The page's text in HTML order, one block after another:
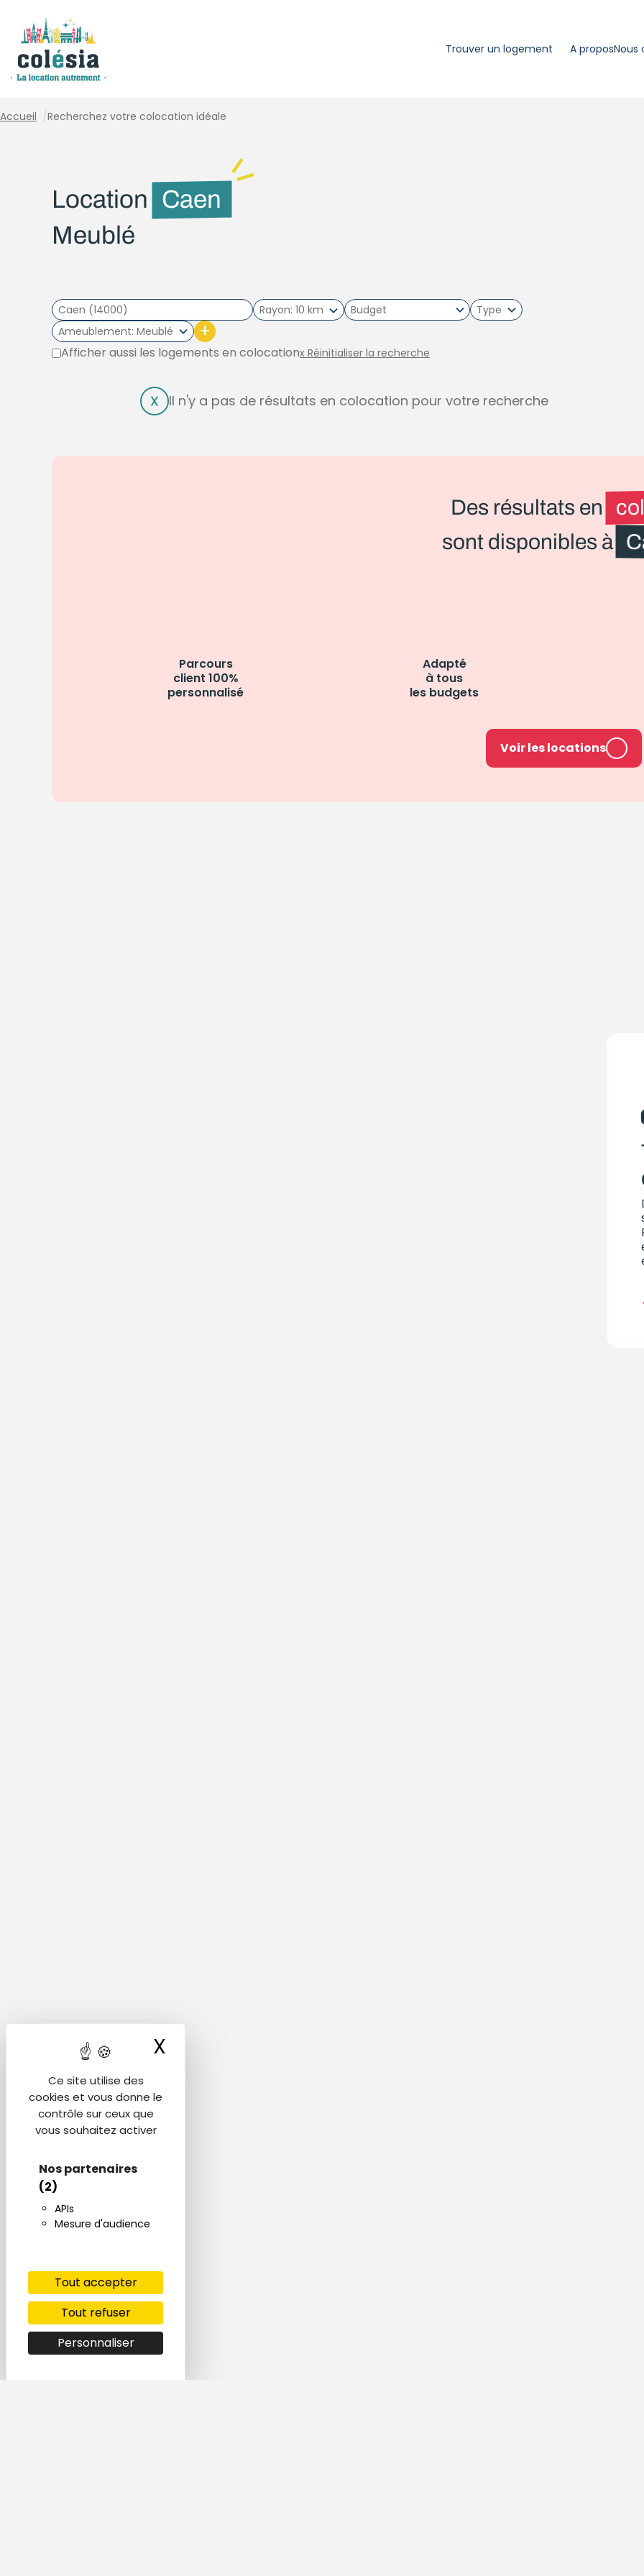
Ce site utilise des
cookies et vous donne le
contrôle sur ceux que
vous souhaitez activer
Nos partenaires
(2)
APIs
Mesure d'audience
Tout accepter
Tout refuser
Personnaliser
X
Trouver un logement A proposNous
Accueil /Recherchez votre colocation idéale
Location Caen
Meublé
Rayon 10 km
Type
Ameublement Meublé +
Afficher aussi les logements en colocationx Réinitialiser la recherche
Il n'y a pas de résultats en colocation pour votre recherche
Des résultats en
sont disponibles à
Parcours
client 100%
personnalisé
Adapté
à tous
les budgets
Voir les locations